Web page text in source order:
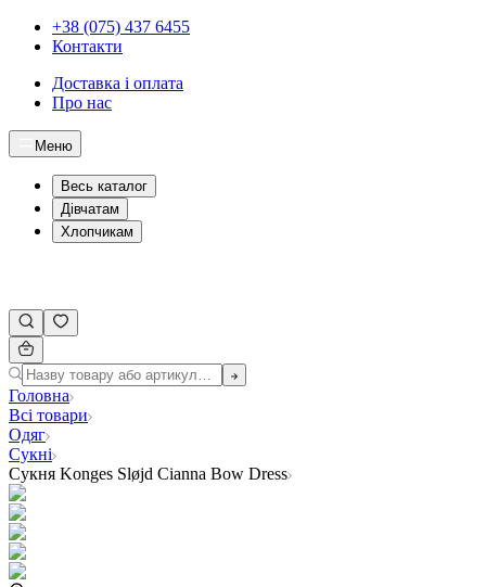
+38 (075) 437 6455
Контакти
Доставка і оплата
Про нас
Меню
Весь каталог
Дівчатам
Хлопчикам
Головна
Всі товари
Одяг
Сукні
Сукня Konges Sløjd Сianna Bow Dress